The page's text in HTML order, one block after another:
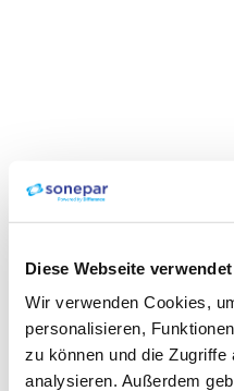
Diese Webseite
Wir verwenden Cookies,
personalisieren,
zu können und die
analysieren. Außerdem